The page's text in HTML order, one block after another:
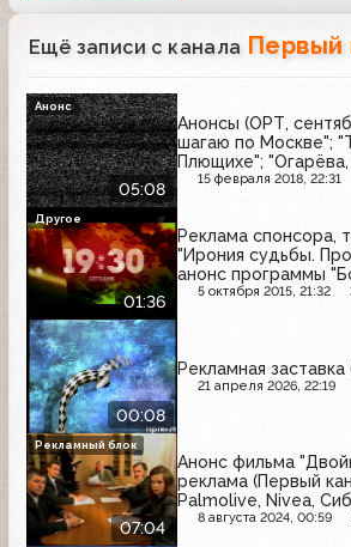
Ещё записи с канала Первый
05:08
Анонсы (ОРТ,
шагаю по Москве";
Плющихе"; "Огарёва,
"Покровские
15 февраля 2018, 22:31
Анонс
01:36
Реклама спонсора,
"Ирония судьбы.
анонс программы
(Первый канал,
5 октября 2015, 21:32
Другое
00:08
Рекламная
21 апреля 2026, 22:19
07:04
Анонс фильма
реклама (Первый
Palmolive, Nivea,
Добрый, Толстяк,
8 августа 2024, 00:59
Рекламный блок